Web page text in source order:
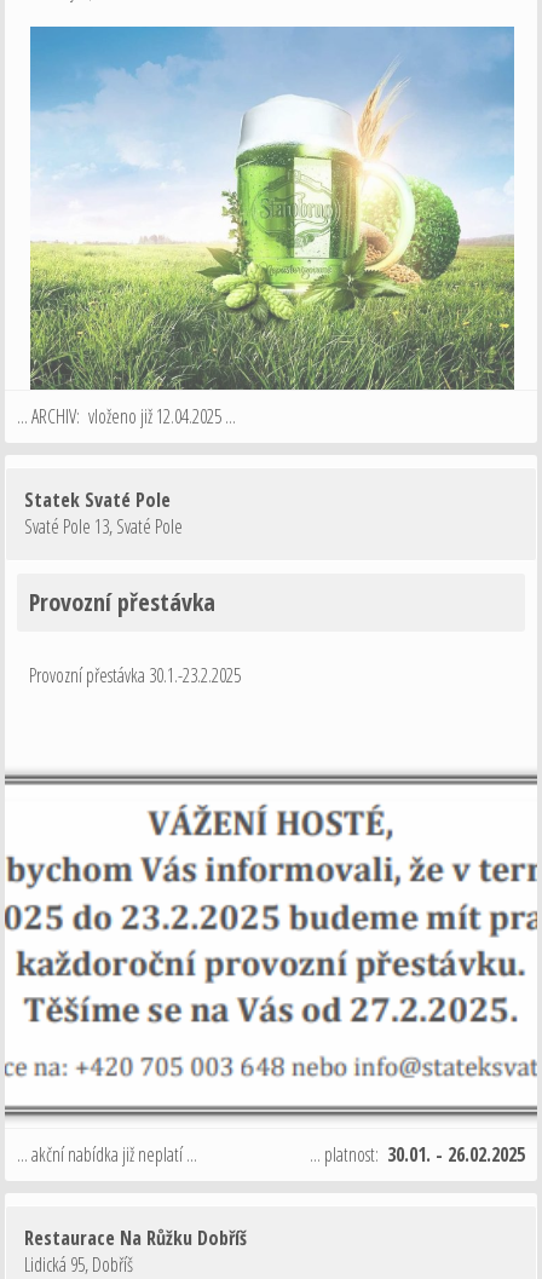
... ARCHIV: vloženo již 12.04.2025 ...
Statek Svaté Pole
Svaté Pole 13,Svaté Pole
Provozní přestávka
Provozní přestávka 30.1.-23.2.2025
... akční nabídka již neplatí ... ... platnost: 30.01. - 26.02.2025
Restaurace Na Růžku Dobříš
Lidická 95,Dobříš